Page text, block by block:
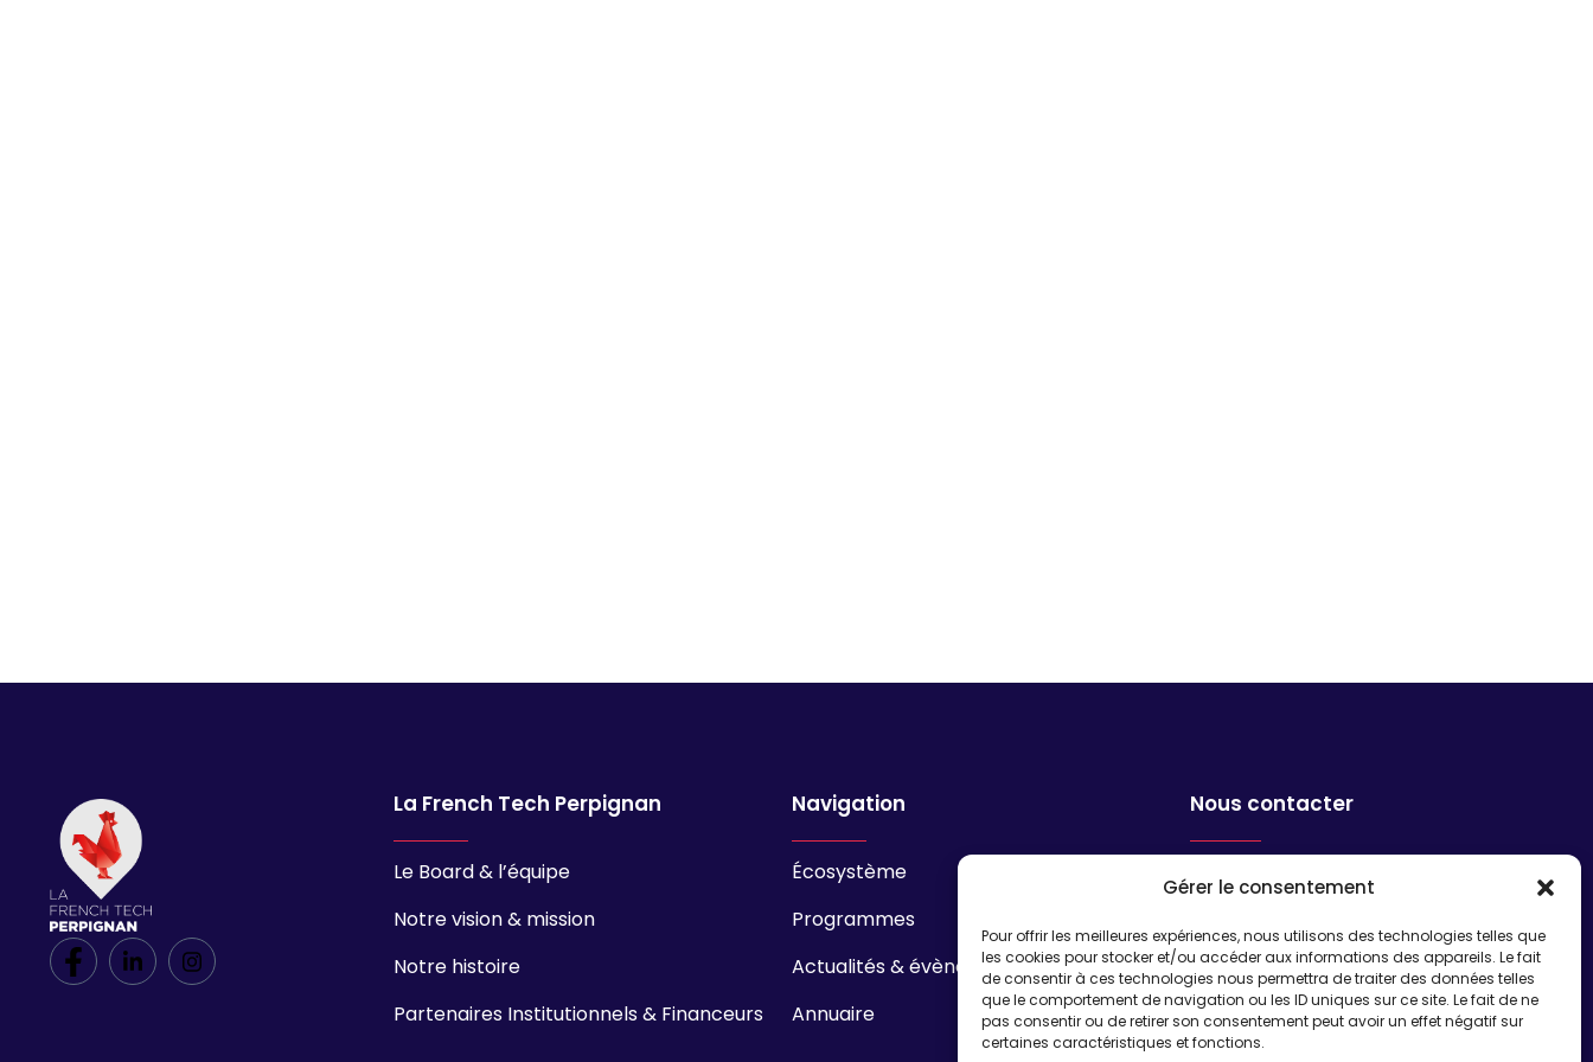
Gérer le consentement
Pour offrir les meilleures expériences, nous utilisons des technologies telles que
les cookies pour stocker et/ou accéder aux informations des appareils. Le fait
de consentir à ces technologies nous permettra de traiter des données telles
que le comportement de navigation ou les ID uniques sur ce site. Le fait de ne
pas consentir ou de retirer son consentement peut avoir un effet négatif sur
certaines caractéristiques et fonctions.
La French Tech Perpignan
Le Board & l’équipe
Notre vision & mission
Notre histoire
Partenaires Institutionnels & Financeurs
Navigation
Écosystème
Programmes
Actualités & évènements
Annuaire
Nous contacter
S'inscrire à la newsletter